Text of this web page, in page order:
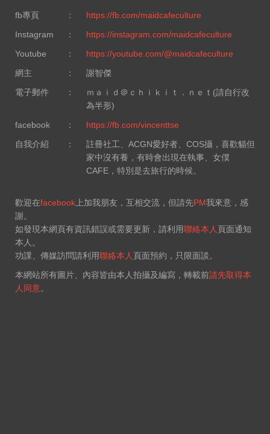
fb專頁 ：
https://fb.com/maidcafeculture
Instagram
：
https://instagram.com/maidcafeculture
Youtube
：
https://youtube.com/@maidcafeculture
網主
：
謝智傑
電子郵件
：
ｍａｉｄ＠ｃｈｉｋｉｔ．ｎｅｔ(請自行改
為半形)
facebook
：
https://fb.com/vincenttse
自我介紹
：
註冊社工、ACGN愛好者、COS攝，喜歡貓但
家中沒有養，有時會出現在執事、女僕
CAFE，特別是去旅行的時候。
歡迎在facebook 上加我朋友，互相交流，但請先PM我來意，感
謝。
如發現本網頁有資訊錯誤或需要更新，請利用聯絡本人 頁面通知
本人。
功課、傳媒訪問請利用聯絡本人 頁面預約，只限面談。
本網站所有圖片、內容皆由本人拍攝及編寫，轉載前請先取得本
人同意。